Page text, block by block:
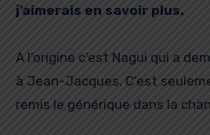
j’aimerais en savoir plus.
A l’origine c’est Nagui qui a
à Jean-Jacques. C’est
remis le générique dans la